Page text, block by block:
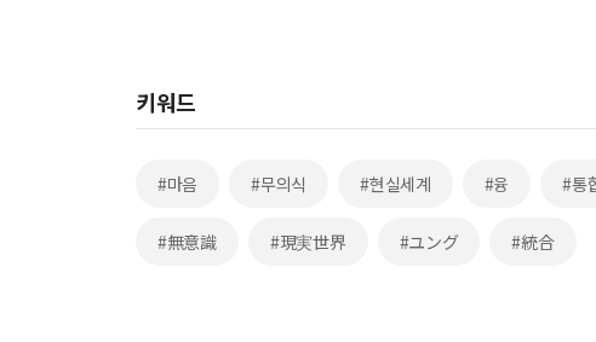
키워드
#마음 #무의식 #현실세계 #융 #통
#無意識 #現実世界 #ユング #統合